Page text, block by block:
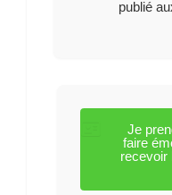
publié
Je
faire
recevoir